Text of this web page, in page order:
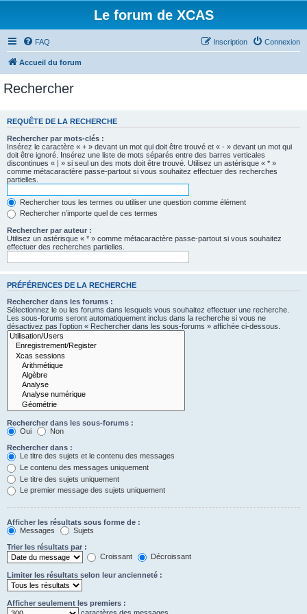
Le forum de XCAS
FAQ Connexion
Inscription
Accueil du forum
Rechercher
REQUÊTE DE LA RECHERCHE
Rechercher par mots-clés :
Insérez le caractère « + » devant un mot qui doit être trouvé et « - » devant un mot qui
doit être ignoré. Insérez une liste de mots séparés entre des barres verticales
discontinues « | » si seul un des mots doit être trouvé. Utilisez un astérisque « * »
comme métacaractère passe-partout si vous souhaitez effectuer des recherches
partielles.
Rechercher tous les termes ou utiliser une question comme élément
Rechercher n’importe quel de ces termes
Rechercher par auteur :
Utilisez un astérisque « * » comme métacaractère passe-partout si vous souhaitez
effectuer des recherches partielles.
PRÉFÉRENCES DE LA RECHERCHE
Rechercher dans les forums :
Sélectionnez le ou les forums dans lesquels vous souhaitez effectuer une recherche.
Les sous-forums seront automatiquement inclus dans la recherche si vous ne
désactivez pas l’option « Rechercher dans les sous-forums » affichée ci-dessous.
Rechercher dans les sous-forums :
Oui
Non
Rechercher dans :
Le titre des sujets et le contenu des messages
Le contenu des messages uniquement
Le titre des sujets uniquement
Le premier message des sujets uniquement
Afficher les résultats sous forme de :
Messages
Sujets
Trier les résultats par :
Croissant
Décroissant
Limiter les résultats selon leur ancienneté :
Afficher seulement les premiers :